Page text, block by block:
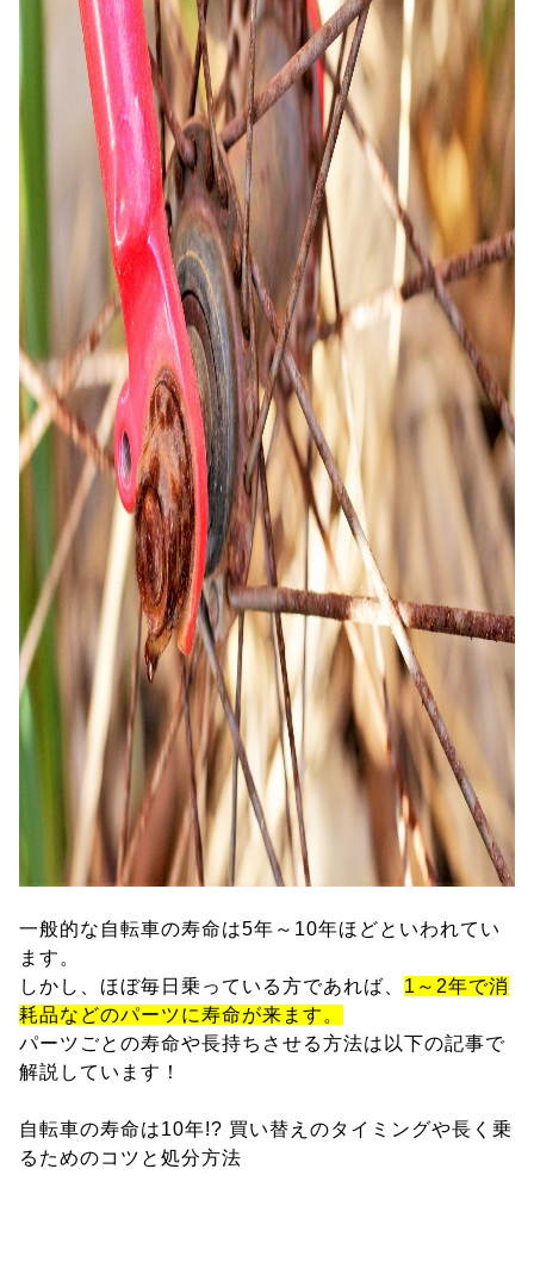
一般的な自転車の寿命は5年～10年ほどといわれてい
ます。
しかし、ほぼ毎日乗っている方であれば、 1～2年で消
耗品などのパーツに寿命が来ます。
パーツごとの寿命や長持ちさせる方法は以下の記事で
解説しています！
自転車の寿命は10年!? 買い替えのタイミングや長く乗
るためのコツと処分方法